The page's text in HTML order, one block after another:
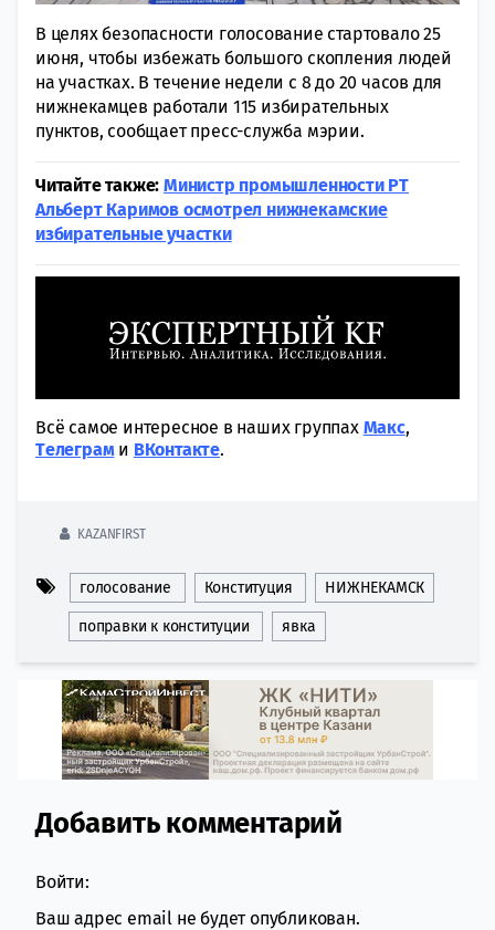
В целях безопасности голосование стартовало 25
июня, чтобы избежать большого скопления людей
на участках. В течение недели с 8 до 20 часов для
нижнекамцев работали 115 избирательных
пунктов, сообщает пресс-служба мэрии.
Читайте также: Министр промышленности РТ
Альберт Каримов осмотрел нижнекамские
избирательные участки
Всё самое интересное в наших группах Макс,
Tелеграми ВКонтакте.
KAZANFIRST
голосование Конституция НИЖНЕКАМСК
поправки к конституции явка
Comment section
Добавить комментарий
Войти:
Ваш адрес email не будет опубликован.